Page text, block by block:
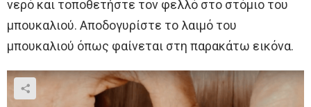
νερό και τοποθετήστε τον φελλό στο στόμιο του
μπουκαλιού. Αποδογυρίστε το λαιμό του
μπουκαλιού όπως φαίνεται στη παρακάτω εικόνα.